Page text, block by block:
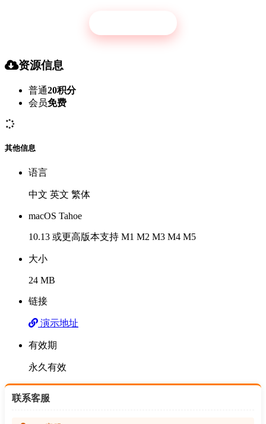
资源信息
普通20积分
会员免费
其他信息
语言
中文 英文 繁体
macOS Tahoe
10.13 或更高版本支持 M1 M2 M3 M4 M5
大小
24 MB
链接
演示地址
有效期
永久有效
联系客服